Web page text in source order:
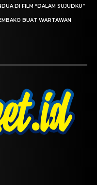
DI FILM “DALAM SUJUDKU”
BUAT WARTAWAN